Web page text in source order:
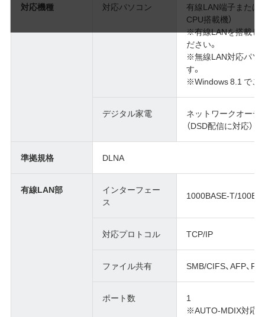
対応機種 対応パソコン
有線LAN端子または
CPU搭載機）
※有線LANを搭載し
ださい。
※無線LAN対応パソ
す。
※Windows 8.1 でご
デジタル家電
ネットワークオーデ
（DSD配信に対応）
準拠規格 DLNA
有線LAN部
インターフェー
ス
1000BASE-T/
対応プロトコル TCP/IP
ファイル共有 SMB/CIFS、AFP、
ポート数
1
※AUTO-MDIX対応